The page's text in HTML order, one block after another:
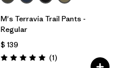
M's Terravia Trail Pants -
Regular
$ 139
Valoración: 5.0 / 5
(1Comentarios
)